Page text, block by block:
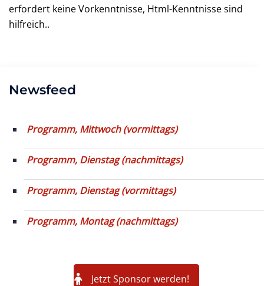
erfordert keine Vorkenntnisse, Html-Kenntnisse sind
hilfreich..
Newsfeed
Programm, Mittwoch (vormittags)
Programm, Dienstag (nachmittags)
Programm, Dienstag (vormittags)
Programm, Montag (nachmittags)
Jetzt Sponsor werden!